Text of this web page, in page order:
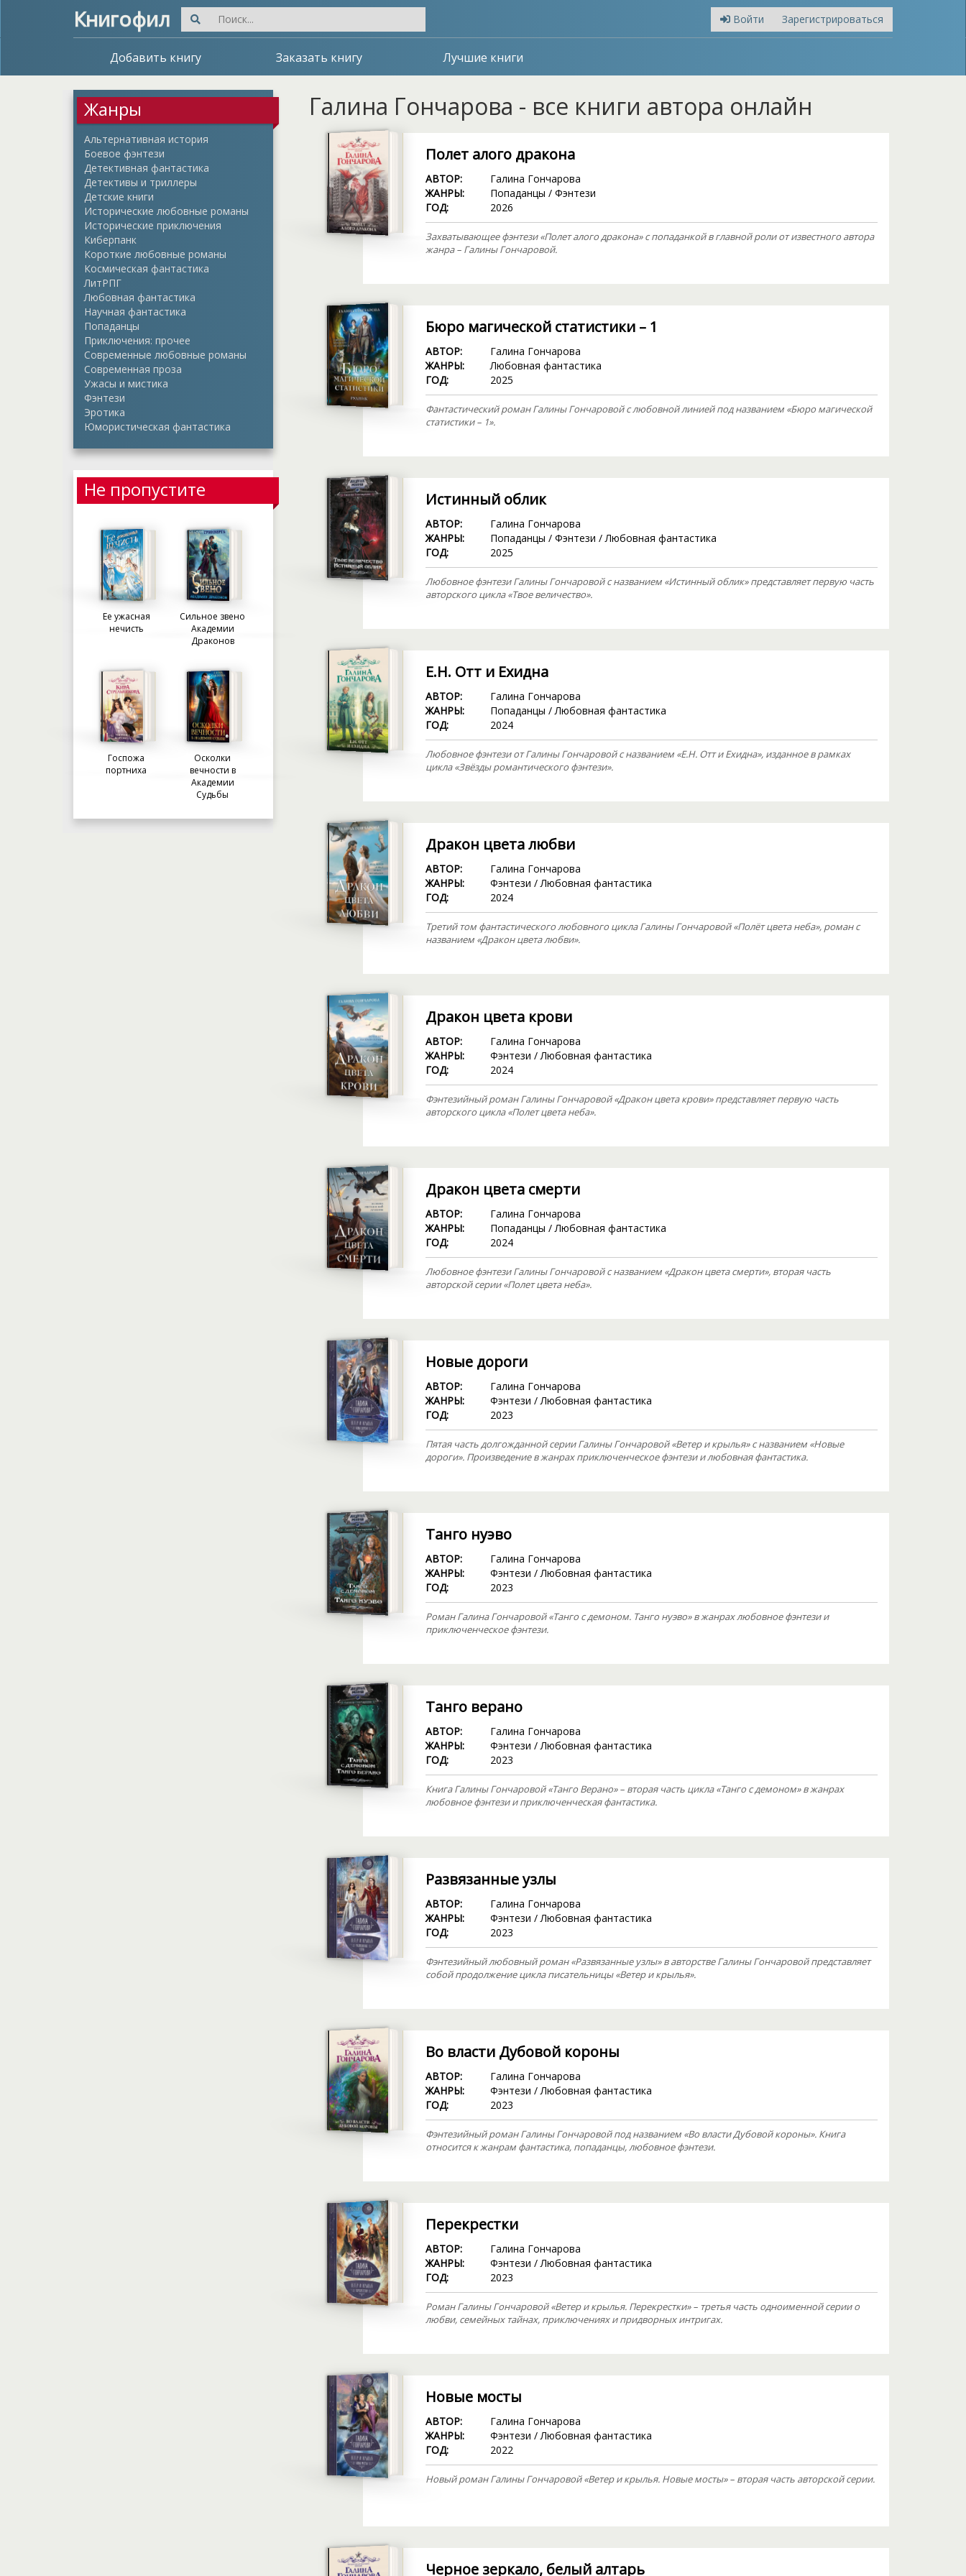
Книгофил Войти Зарегистрироваться
Добавить книгу Заказать книгу Лучшие книги
Жанры
Альтернативная история
Боевое фэнтези
Детективная фантастика
Детективы и триллеры
Детские книги
Исторические любовные романы
Исторические приключения
Киберпанк
Короткие любовные романы
Космическая фантастика
ЛитРПГ
Любовная фантастика
Научная фантастика
Попаданцы
Приключения: прочее
Современные любовные романы
Современная проза
Ужасы и мистика
Фэнтези
Эротика
Юмористическая фантастика
Не пропустите
Ее ужасная
нечисть
Сильное звено
Академии
Драконов
Госпожа
портниха
Осколки
вечности в
Академии
Судьбы
Галина Гончарова - все книги автора онлайн
Полет алого дракона
АВТОР:
Галина Гончарова
ЖАНРЫ:
Попаданцы / Фэнтези
ГОД:
2026
Захватывающее фэнтези «Полет алого дракона» с попаданкой в главной роли от известного автора
жанра – Галины Гончаровой.
Бюро магической статистики – 1
АВТОР:
Галина Гончарова
ЖАНРЫ:
Любовная фантастика
ГОД:
2025
Фантастический роман Галины Гончаровой с любовной линией под названием «Бюро магической
статистики – 1».
Истинный облик
АВТОР:
Галина Гончарова
ЖАНРЫ:
Попаданцы / Фэнтези /Любовная фантастика
ГОД:
2025
Любовное фэнтези Галины Гончаровой с названием «Истинный облик» представляет первую часть
авторского цикла «Твое величество».
Е.Н. Отт и Ехидна
АВТОР:
Галина Гончарова
ЖАНРЫ:
Попаданцы /Любовная фантастика
ГОД:
2024
Любовное фэнтези от Галины Гончаровой с названием «Е.Н. Отт и Ехидна», изданное в рамках
цикла «Звёзды романтического фэнтези».
Дракон цвета любви
АВТОР:
Галина Гончарова
ЖАНРЫ:
Фэнтези /Любовная фантастика
ГОД:
2024
Третий том фантастического любовного цикла Галины Гончаровой «Полёт цвета неба», роман с
названием «Дракон цвета любви».
Дракон цвета крови
АВТОР:
Галина Гончарова
ЖАНРЫ:
Фэнтези /Любовная фантастика
ГОД:
2024
Фэнтезийный роман Галины Гончаровой «Дракон цвета крови» представляет первую часть
авторского цикла «Полет цвета неба».
Дракон цвета смерти
АВТОР:
Галина Гончарова
ЖАНРЫ:
Попаданцы /Любовная фантастика
ГОД:
2024
Любовное фэнтези Галины Гончаровой с названием «Дракон цвета смерти», вторая часть
авторской серии «Полет цвета неба».
Новые дороги
АВТОР:
Галина Гончарова
ЖАНРЫ:
Фэнтези /Любовная фантастика
ГОД:
2023
Пятая часть долгожданной серии Галины Гончаровой «Ветер и крылья» с названием «Новые
дороги». Произведение в жанрах приключенческое фэнтези и любовная фантастика.
Танго нуэво
АВТОР:
Галина Гончарова
ЖАНРЫ:
Фэнтези /Любовная фантастика
ГОД:
2023
Роман Галина Гончаровой «Танго с демоном. Танго нуэво» в жанрах любовное фэнтези и
приключенческое фэнтези.
Танго верано
АВТОР:
Галина Гончарова
ЖАНРЫ:
Фэнтези /Любовная фантастика
ГОД:
2023
Книга Галины Гончаровой «Танго Верано» – вторая часть цикла «Танго с демоном» в жанрах
любовное фэнтези и приключенческая фантастика.
Развязанные узлы
АВТОР:
Галина Гончарова
ЖАНРЫ:
Фэнтези /Любовная фантастика
ГОД:
2023
Фэнтезийный любовный роман «Развязанные узлы» в авторстве Галины Гончаровой представляет
собой продолжение цикла писательницы «Ветер и крылья».
Во власти Дубовой короны
АВТОР:
Галина Гончарова
ЖАНРЫ:
Фэнтези /Любовная фантастика
ГОД:
2023
Фэнтезийный роман Галины Гончаровой под названием «Во власти Дубовой короны». Книга
относится к жанрам фантастика, попаданцы, любовное фэнтези.
Перекрестки
АВТОР:
Галина Гончарова
ЖАНРЫ:
Фэнтези /Любовная фантастика
ГОД:
2023
Роман Галины Гончаровой «Ветер и крылья. Перекрестки» – третья часть одноименной серии о
любви, семейных тайнах, приключениях и придворных интригах.
Новые мосты
АВТОР:
Галина Гончарова
ЖАНРЫ:
Фэнтези /Любовная фантастика
ГОД:
2022
Новый роман Галины Гончаровой «Ветер и крылья. Новые мосты» – вторая часть авторской серии.
Черное зеркало, белый алтарь